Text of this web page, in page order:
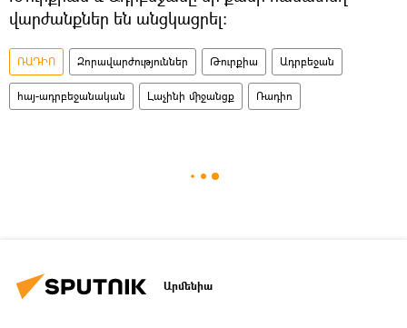
վարժանքներ են անցկացրել:
ՌԱԴԻՈ Զորավարժություններ Թուրքիա Ադրբեջան
հայ-ադրբեջանական Լաչինի միջանցք Ռադիո
Արմենիա